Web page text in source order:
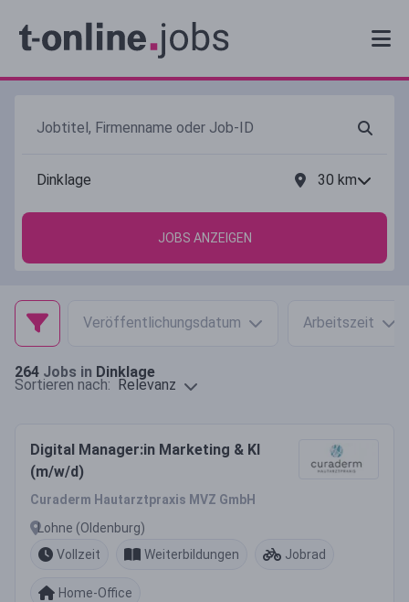
30 km
JOBS ANZEIGEN
Veröffentlichungsdatum Arbeitszeit
264 Jobs in Dinklage
Sortieren nach: Relevanz
Digital Manager:in Marketing & KI
(m/w/d)
Curaderm Hautarztpraxis MVZ GmbH
Lohne (Oldenburg)
Vollzeit
Weiterbildungen Jobrad
Home-Office